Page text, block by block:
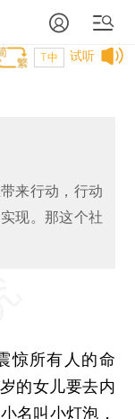
试听
T中
来行动，行动
现。那这个社
所有人的命
的女儿要去内
名叫小灯泡，